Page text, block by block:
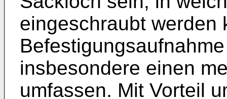
eingeschraubt werden
insbesondere einen
umfassen. Mit Vorteil